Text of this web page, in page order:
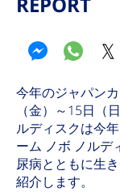
今年のジャパン
（金）～15日（
ルディスクは今
ーム ノボ ノルデ
尿病とともに生
紹介します。